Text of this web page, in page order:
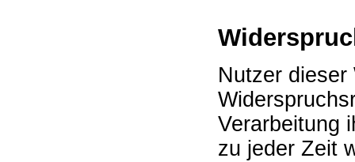
Nutzer dieser
Verarbeitung
zu jeder Zeit